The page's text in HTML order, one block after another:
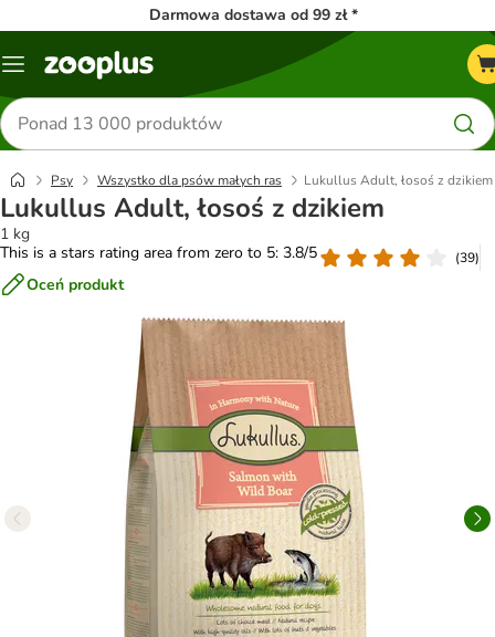
Darmowa dostawa od 99 zł *
Menu
Szukaj
produktów
Psy Wszystko dla psów małych ras Lukullus Adult, łosoś z dzikiem
Lukullus Adult, łosoś z dzikiem
1 kg
This is a stars rating area from zero to 5: 3.8/5
(39)
Oceń produkt